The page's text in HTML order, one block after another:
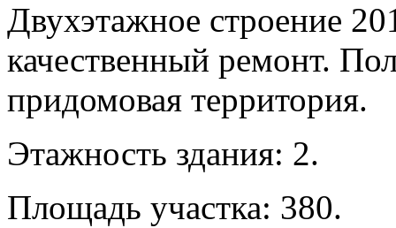
Двухэтажное строение
качественный ремонт.
придомовая территория.
Этажность здания: 2.
Площадь участка: 380.